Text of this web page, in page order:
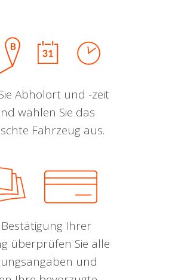
Abholort und -zeit
wählen Sie das
Fahrzeug aus.
Ihrer
überprüfen Sie alle
und